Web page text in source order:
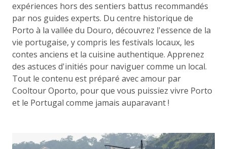
expériences hors des sentiers battus recommandés
par nos guides experts. Du centre historique de
Porto à la vallée du Douro, découvrez l'essence de la
vie portugaise, y compris les festivals locaux, les
contes anciens et la cuisine authentique. Apprenez
des astuces d'initiés pour naviguer comme un local.
Tout le contenu est préparé avec amour par
Cooltour Oporto, pour que vous puissiez vivre Porto
et le Portugal comme jamais auparavant !